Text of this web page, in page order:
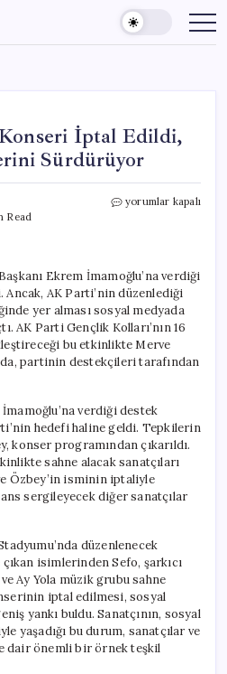
İptal Edildi,
Sürdürüyor
Read
Merve
AK
Parti
Tepkilerini
Sürdürüyor
için
yorumlar kapalı
Ekrem İmamoğlu’na verdiği
AK Parti’nin düzenlediği
yer alması sosyal medyada
AK Parti Gençlik Kolları’nın 16
bu etkinlikte Merve
partinin destekçileri tarafından
verdiği destek
hedefi haline geldi. Tepkilerin
konser programından çıkarıldı.
sahne alacak sanatçıları
Özbey’in isminin iptaliyle
sergileyecek diğer sanatçılar
düzenlenecek
isimlerinden Sefo, şarkıcı
Ay Yola müzik grubu sahne
iptal edilmesi, sosyal
yankı buldu. Sanatçının, sosyal
yaşadığı bu durum, sanatçılar ve
dair önemli bir örnek teşkil